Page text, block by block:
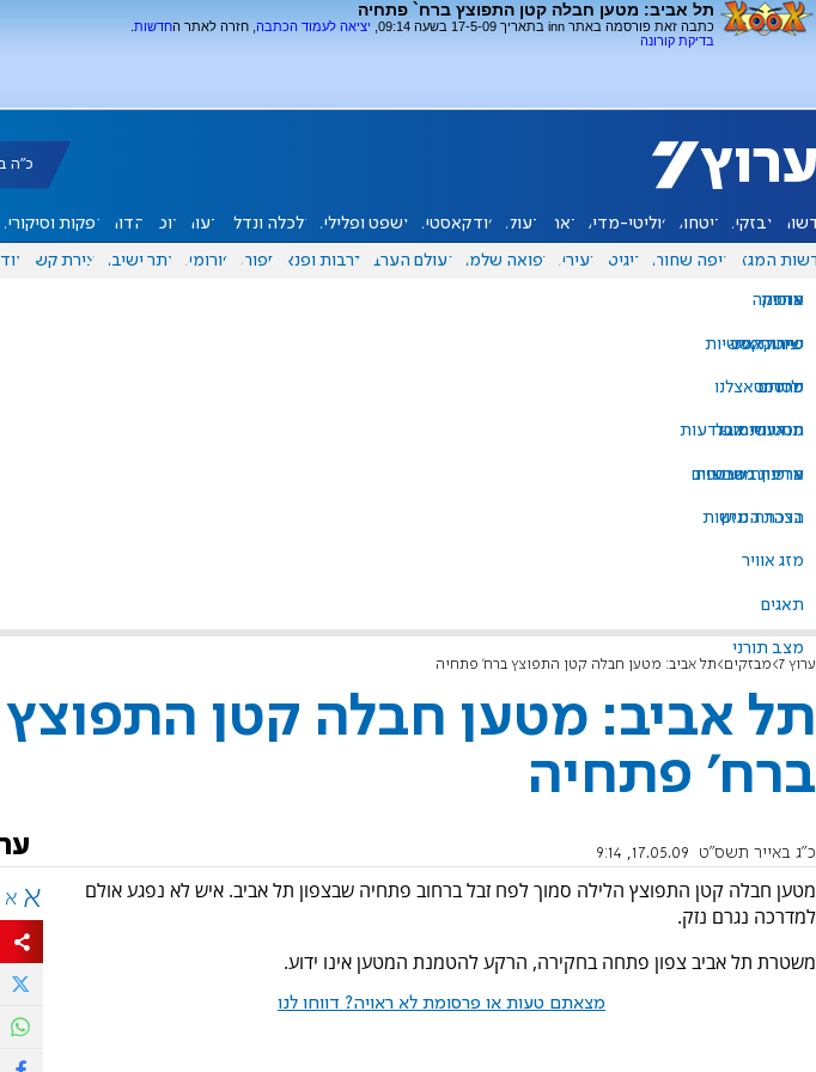
תל אביב: מטען חבלה קטן התפוצץ ברח` פתחיה
כתבה זאת פורסמה באתר inn בתאריך 17-5-09 בשעה 09:14, יציאה לעמוד הכתבה , חזרה לאתר החדשות
בדיקת קורונה